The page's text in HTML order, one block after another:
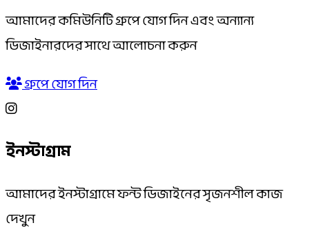
আমাদের কমিউনিটি গ্রুপে যোগ দিন এবং অন্যান্য
ডিজাইনারদের সাথে আলোচনা করুন
গ্রুপে যোগ দিন
ইনস্টাগ্রাম
আমাদের ইনস্টাগ্রামে ফন্ট ডিজাইনের সৃজনশীল কাজ
দেখুন